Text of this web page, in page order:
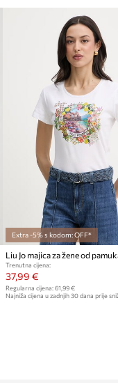
Extra -5% s kodom: OFF*
Liu Jo majica za žene od
Trenutna cijena:
37,99 €
Regularna cijena:61,99 €
Najniža cijena u zadnjih 30 dana prije